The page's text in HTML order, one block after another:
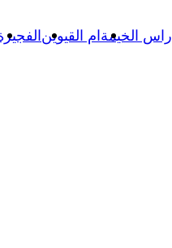
راس الخيمة ام القيوين